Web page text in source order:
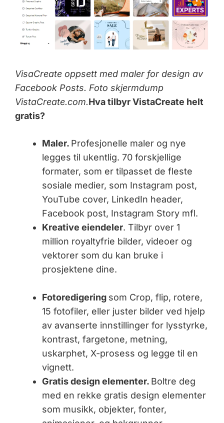
VisaCreate oppsett med maler for design av
Facebook Posts. Foto skjermdump
VistaCreate.com.Hva tilbyr VistaCreate helt
gratis?
Maler. Profesjonelle maler og nye
legges til ukentlig. 70 forskjellige
formater, som er tilpasset de fleste
sosiale medier, som Instagram post,
YouTube cover, LinkedIn header,
Facebook post, Instagram Story mfl.
Kreative eiendeler. Tilbyr over 1
million royaltyfrie bilder, videoer og
vektorer som du kan bruke i
prosjektene dine.
Fotoredigering som Crop, flip, rotere,
15 fotofiler, eller juster bilder ved hjelp
av avanserte innstillinger for lysstyrke,
kontrast, fargetone, metning,
uskarphet, X-prosess og legge til en
vignett.
Gratis design elementer. Boltre deg
med en rekke gratis design elementer
som musikk, objekter, fonter,